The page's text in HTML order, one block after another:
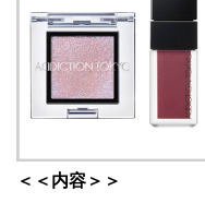
＜＜内容＞＞